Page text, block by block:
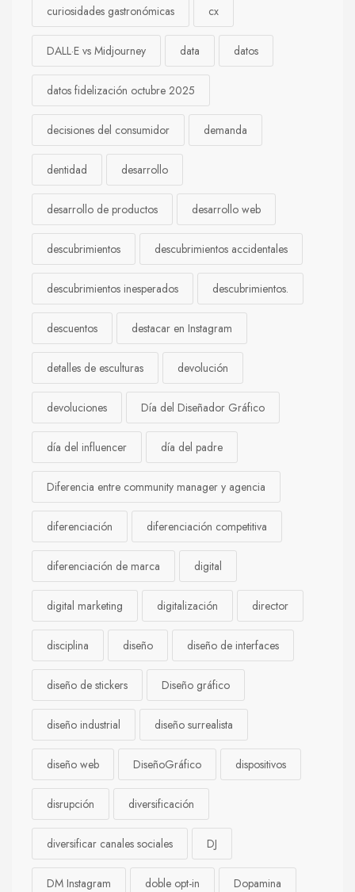
curiosidades gastronómicas cx
DALL·E vs Midjourney data datos
datos fidelización octubre 2025
decisiones del consumidor demanda
dentidad desarrollo
desarrollo de productos desarrollo web
descubrimientos descubrimientos accidentales
descubrimientos inesperados descubrimientos.
descuentos destacar en Instagram
detalles de esculturas devolución
devoluciones Día del Diseñador Gráfico
día del influencer día del padre
Diferencia entre community manager y agencia
diferenciación diferenciación competitiva
diferenciación de marca digital
digital marketing digitalización director
disciplina diseño diseño de interfaces
diseño de stickers Diseño gráfico
diseño industrial diseño surrealista
diseño web DiseñoGráfico dispositivos
disrupción diversificación
diversificar canales sociales DJ
DM Instagram doble opt-in Dopamina